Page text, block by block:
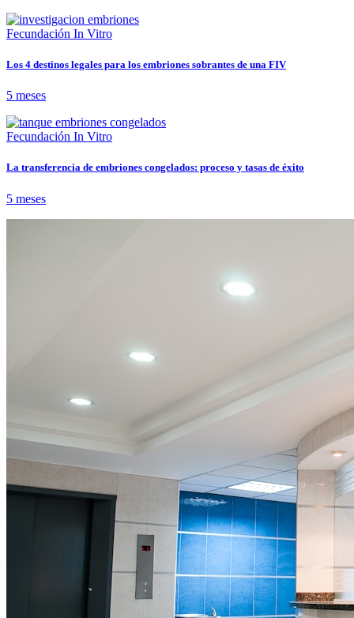
Fecundación In Vitro
Los 4 destinos legales para los embriones sobrantes de una FIV
5 meses
Fecundación In Vitro
La transferencia de embriones congelados: proceso y tasas de éxito
5 meses